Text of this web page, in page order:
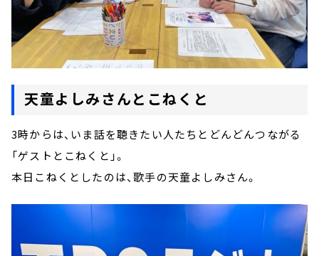
天童よしみさんとこねくと
3時からは、いま話を聴きたい人たちとどんどんつながる
「ゲストとこねくと」。
本日こねくとしたのは、歌手の天童よしみさん。